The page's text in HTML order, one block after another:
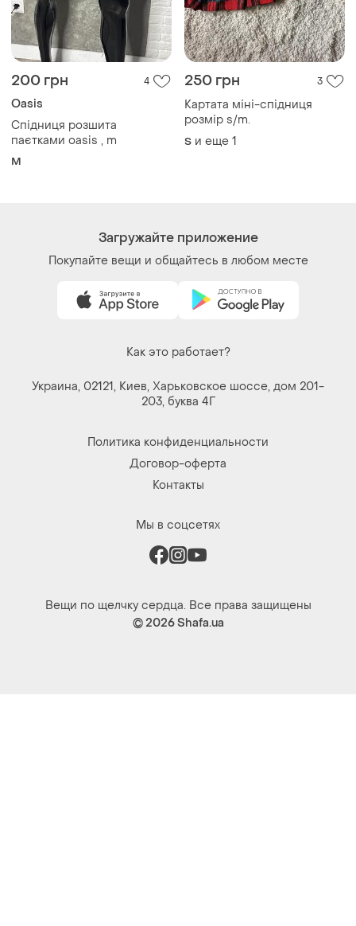
200 грн 4
Oasis
Спідниця розшита
паєтками oasis , m
M
250 грн 3
Картата міні-спідниця
розмір s/m.
S и еще 1
Загружайте приложение
Покупайте вещи и общайтесь в любом месте
Как это работает?
Украина, 02121, Киев, Харьковское шоссе, дом 201-
203, буква 4Г
Политика конфиденциальности
Договор-оферта
Контакты
Мы в соцсетях
Вещи по щелчку сердца. Все права защищены
© 2026Shafa.ua